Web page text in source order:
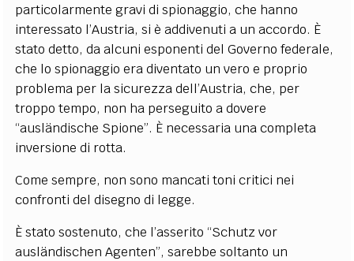
particolarmente gravi di spionaggio, che hanno
interessato l’Austria, si è addivenuti a un accordo. È
stato detto, da alcuni esponenti del Governo federale,
che lo spionaggio era diventato un vero e proprio
problema per la sicurezza dell’Austria, che, per
troppo tempo, non ha perseguito a dovere
“ausländische Spione”. È necessaria una completa
inversione di rotta.
Come sempre, non sono mancati toni critici nei
confronti del disegno di legge.
È stato sostenuto, che l’asserito “Schutz vor
ausländischen Agenten”, sarebbe soltanto un